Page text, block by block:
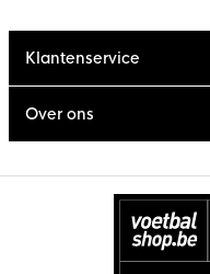
Klantenservice
Over ons